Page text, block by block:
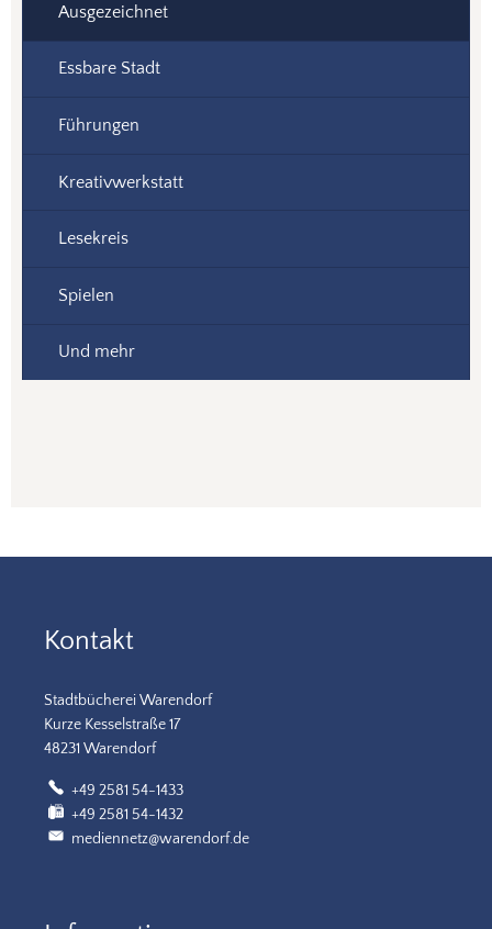
Ausgezeichnet
Essbare Stadt
Führungen
Kreativwerkstatt
Lesekreis
Spielen
Und mehr
Kontakt
Stadtbücherei Warendorf
Kurze Kesselstraße 17
48231 Warendorf
+49 2581 54-1433
+49 2581 54-1432
mediennetz@warendorf.de